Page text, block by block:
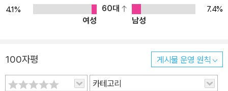
4.1%
60대
7.4%
여성
남성
100자평 게시물 운영 원칙
카테고리